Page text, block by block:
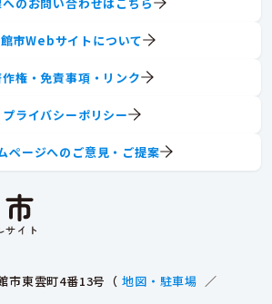
市東雲町4番13号（ 地図・駐車場 ／
市Webサイトについて
権・免責事項・リンク
プライバシーポリシー
ページへのご意見・ご提案